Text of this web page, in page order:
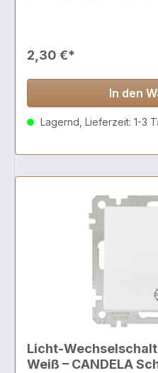
2,30 €*
In den
Lagernd, Lieferzeit: 1-3
Licht-
Weiß – CANDELA